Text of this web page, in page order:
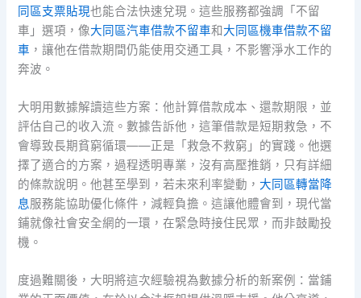
同區支票貼現也能合法快速兌現。這些服務都強調「不留
車」選項，像大同區汽車借款不留車和大同區機車借款不留
車 ，讓他在借款期間仍能使用交通工具，不影響淨水工作的
奔波。
大明用數據解讀這些方案：他計算借款成本、還款期限，並
評估自己的收入流。數據告訴他，這筆借款是短期救急，不
會導致長期貧窮循環——正是「救急不救窮」的實踐。他選
擇了適合的方案，過程透明專業，沒有高壓推銷，只有詳細
的條款說明。他甚至學到，若未來利率變動，大同區轉當降
息服務能協助優化條件，減輕負擔。這讓他體會到，現代當
鋪就像社會安全網的一環，在緊急時接住民眾，而非鼓勵投
機。
度過難關後，大明將這次經驗視為數據分析的新案例：當鋪